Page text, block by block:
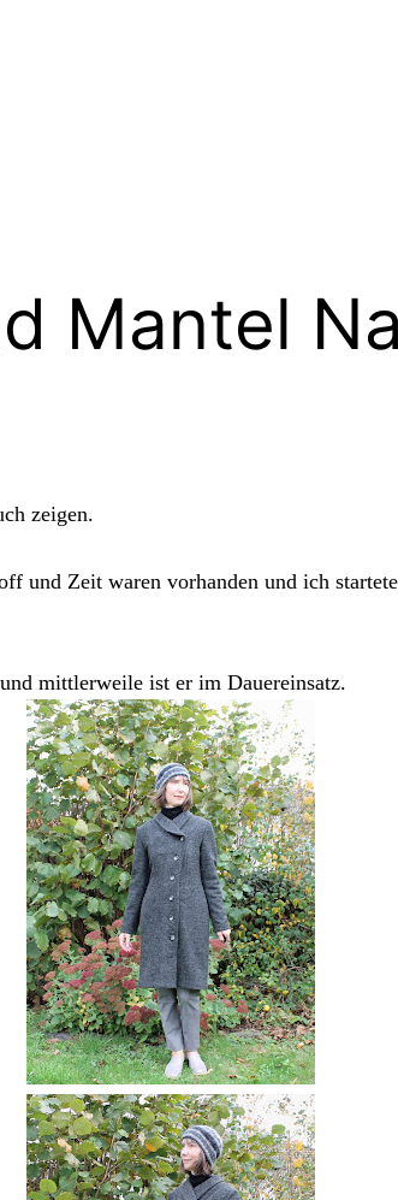
Mantel
zeigen.
und Zeit waren vorhanden und ich
mittlerweile ist er im Dauereinsatz.